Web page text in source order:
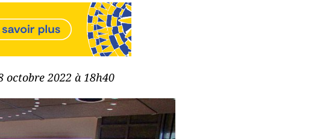
octobre 2022 à 18h40